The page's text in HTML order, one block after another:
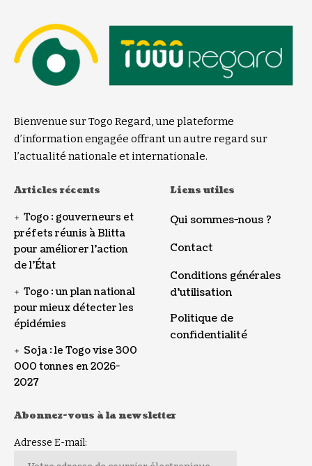
Bienvenue sur Togo Regard, une plateforme
d’information engagée offrant un autre regard sur
l’actualité nationale et internationale.
Articles récents
Togo : gouverneurs et
préfets réunis à Blitta
pour améliorer l’action
de l’État
Togo : un plan national
pour mieux détecter les
épidémies
Soja : le Togo vise 300
000 tonnes en 2026-
2027
Liens utiles
Qui sommes-nous ?
Contact
Conditions générales
d’utilisation
Politique de
confidentialité
Abonnez-vous à la newsletter
Adresse E-mail: